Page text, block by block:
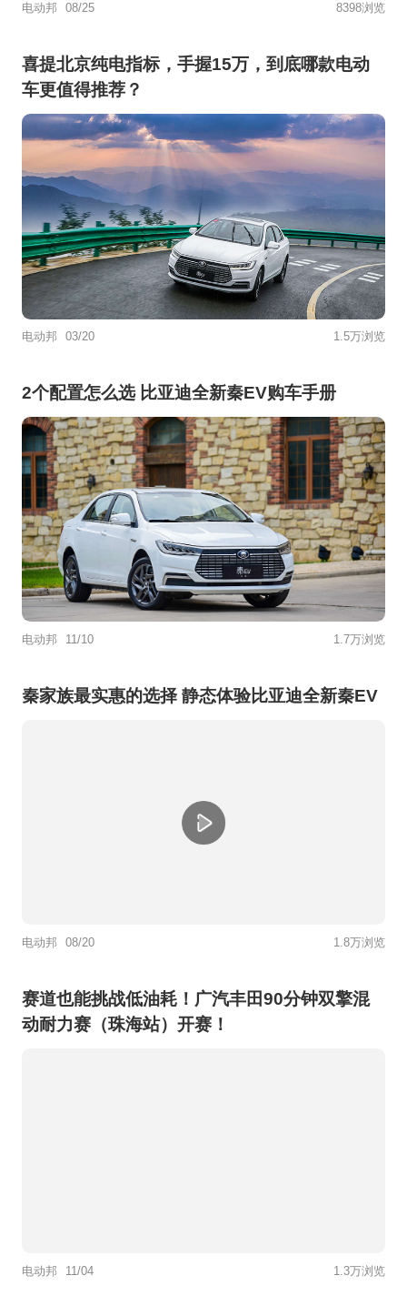
电动邦 08/25 8398浏览
喜提北京纯电指标，手握15万，到底哪款电动
车更值得推荐？
电动邦 03/20 1.5万浏览
2个配置怎么选 比亚迪全新秦EV购车手册
电动邦 11/10 1.7万浏览
秦家族最实惠的选择 静态体验比亚迪全新秦EV
电动邦 08/20 1.8万浏览
赛道也能挑战低油耗！广汽丰田90分钟双擎混
动耐力赛（珠海站）开赛！
电动邦 11/04 1.3万浏览